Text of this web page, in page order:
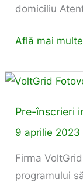
domiciliu
Află mai
Pre-înscrieri
9 aprilie 2023
Firma
programului
Pre-
in
programul